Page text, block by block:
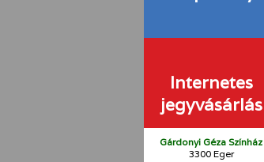
Internetes
jegyvásárlás
Gárdonyi Géza Színház
3300 Eger